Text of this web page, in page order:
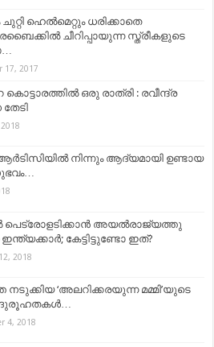
ഹെല്‍മെറ്റും ധരിക്കാതെ
ചീറിപ്പായുന്ന സ്ത്രീകളുടെ
17, 2017
കൊട്ടാരത്തിൽ ഒരു രാത്രി : രവീന്ദ്ര
നിന്നും ആദ്യമായി ഉണ്ടായ
പെട്രോളടിക്കാന്‍ അയല്‍രാജ്യത്തു
കേട്ടിട്ടുണ്ടോ ഇത്?
2018
‘അലറിക്കരയുന്ന മമ്മി’യുടെ
ദുരൂഹതകൾ…
4, 2018